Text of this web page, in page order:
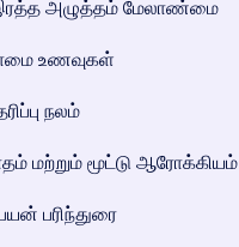
அழுத்தம் மேலாண்மை
உணவுகள்
நலம்
மற்றும் மூட்டு ஆரோக்கியம்
பரிந்துரை